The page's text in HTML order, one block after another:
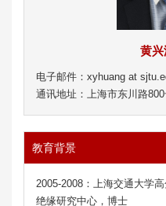
黄兴
电子邮件：xyhuang at
通讯地址：上海市东川路
教育背景
2005-2008：上海交通大学高
绝缘研究中心，博士